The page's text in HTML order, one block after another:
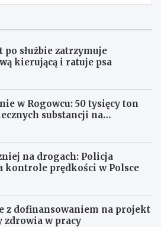
po służbie zatrzymuje
kierującą i ratuje psa
w Rogowcu: 50 tysięcy ton
substancji na
na drogach: Policja
kontrole prędkości w Polsce
z dofinansowaniem na projekt
zdrowia w pracy